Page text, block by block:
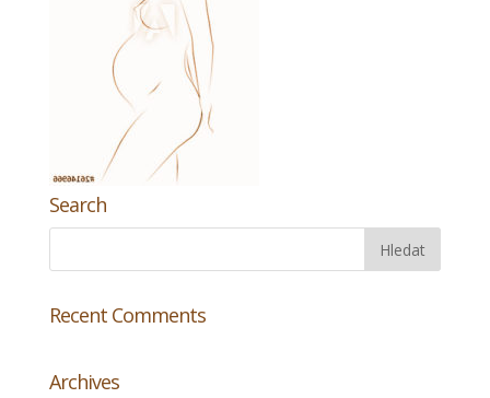
Search
Recent Comments
Archives